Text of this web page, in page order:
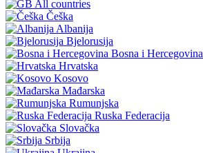
All countries
Češka
Albanija
Bjelorusija
Bosna i Hercegovina
Hrvatska
Kosovo
Mađarska
Rumunjska
Ruska Federacija
Slovačka
Srbija